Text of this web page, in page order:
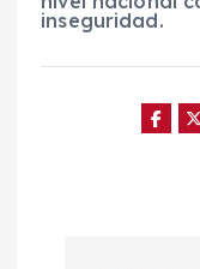
inseguridad.